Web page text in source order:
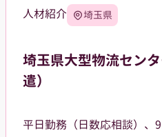
人材紹介 埼玉県
埼玉県大型物流セン
遣）